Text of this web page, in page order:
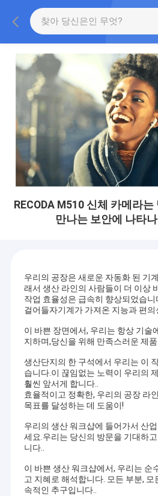
RECODA M510 신체 카메라
만나는 보안에 나타
우리의 공장은 새로운 자동화 된 기
래서 생산 라인의 사람들이 더 이상
작업 효율성은 급속히 향상되었습
걸어들자기계가 가져온 지능과 편
이 바쁜 장면에서, 우리는 항상 기술
지하며,당신을 위해 만족스러운 제
생산단지의 한 구석에서 우리는 이
습니다.이 끊임없는 노력이 우리의
훨씬 앞서게 합니다..
효율적이고 정확한, 우리의 공장 라
목표를 달성하는 데 도움이!
우리의 생산 워크샵에 들어가서 산
세요.우리는 당신의 방문을 기대하
니다..
이 바쁜 생산 워크샵에서, 우리는 순
고 지혜로 해석합니다. 모든 부분,
속적인 추구입니다..